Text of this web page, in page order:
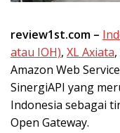
review1st.com –
atau IOH), XL Axiata
Amazon Web
SinergiAPI yang
Indonesia sebagai
Open Gateway.